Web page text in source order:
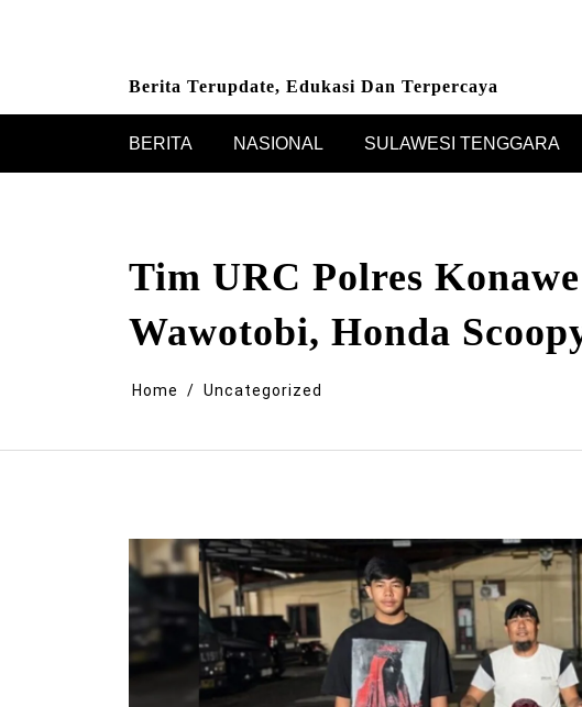
Berita Terupdate, Edukasi Dan Terpercaya
BERITA NASIONAL SULAWESI TENGGARA
Tim URC Polres
Wawotobi, Honda
Home Uncategorized